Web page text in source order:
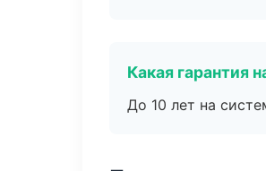
Какая гарантия
До 10 лет на